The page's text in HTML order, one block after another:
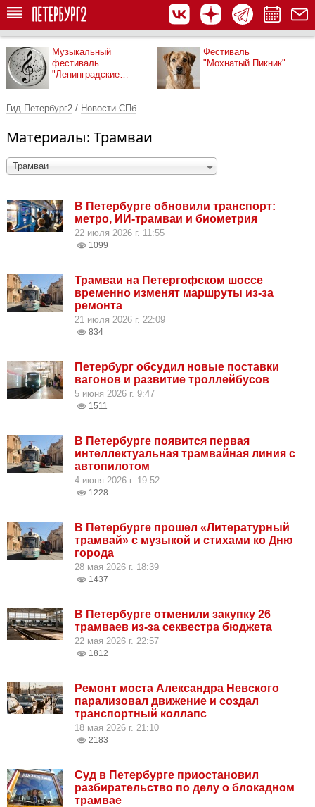
Музыкальный
фестиваль
"Ленинградские
Фестиваль
"Мохнатый Пикник"
Гид Петербург2 / Новости СПб
Материалы: Трамваи
Трамваи
В Петербурге обновили транспорт:
метро, ИИ-трамваи и биометрия
22 июля 2026 г. 11:55
1099
Трамваи на Петергофском шоссе
временно изменят маршруты из-за
ремонта
21 июля 2026 г. 22:09
834
Петербург обсудил новые поставки
вагонов и развитие троллейбусов
5 июня 2026 г. 9:47
1511
В Петербурге появится первая
интеллектуальная трамвайная линия с
автопилотом
4 июня 2026 г. 19:52
1228
В Петербурге прошел «Литературный
трамвай» с музыкой и стихами ко Дню
города
28 мая 2026 г. 18:39
1437
В Петербурге отменили закупку 26
трамваев из-за секвестра бюджета
22 мая 2026 г. 22:57
1812
Ремонт моста Александра Невского
парализовал движение и создал
транспортный коллапс
18 мая 2026 г. 21:10
2183
Суд в Петербурге приостановил
разбирательство по делу о блокадном
трамвае